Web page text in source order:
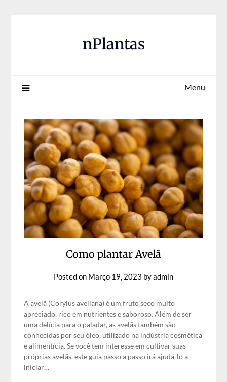
nPlantas
Menu
Como plantar Avelã
Posted on Março 19, 2023 byadmin
A avelã (Corylus avellana) é um fruto seco muito
apreciado, rico em nutrientes e saboroso. Além de ser
uma delícia para o paladar, as avelãs também são
conhecidas por seu óleo, utilizado na indústria cosmética
e alimentícia. Se você tem interesse em cultivar suas
próprias avelãs, este guia passo a passo irá ajudá-lo a
iniciar…